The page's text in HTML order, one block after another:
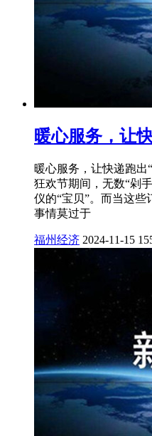
暖心服务，让
暖心服务，让快递跑出
狂欢节期间，无数“剁
仪的“宝贝”。而当这
事情莫过于
福州经济 2024-11-15